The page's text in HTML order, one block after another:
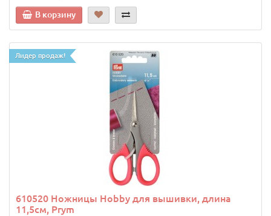
В корзину
Лидер продаж!
610520 Ножницы Hobby для вышивки, длина
11,5см, Prym